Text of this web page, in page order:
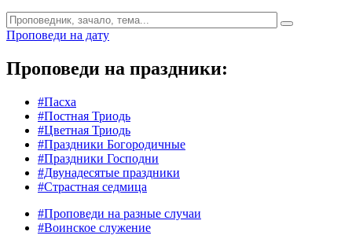
Проповеди на дату
Проповеди на праздники:
#Пасха
#Постная Триодь
#Цветная Триодь
#Праздники Богородичные
#Праздники Господни
#Двунадесятые праздники
#Страстная седмица
#Проповеди на разные случаи
#Воинское служение